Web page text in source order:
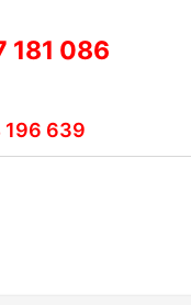
181 086
639